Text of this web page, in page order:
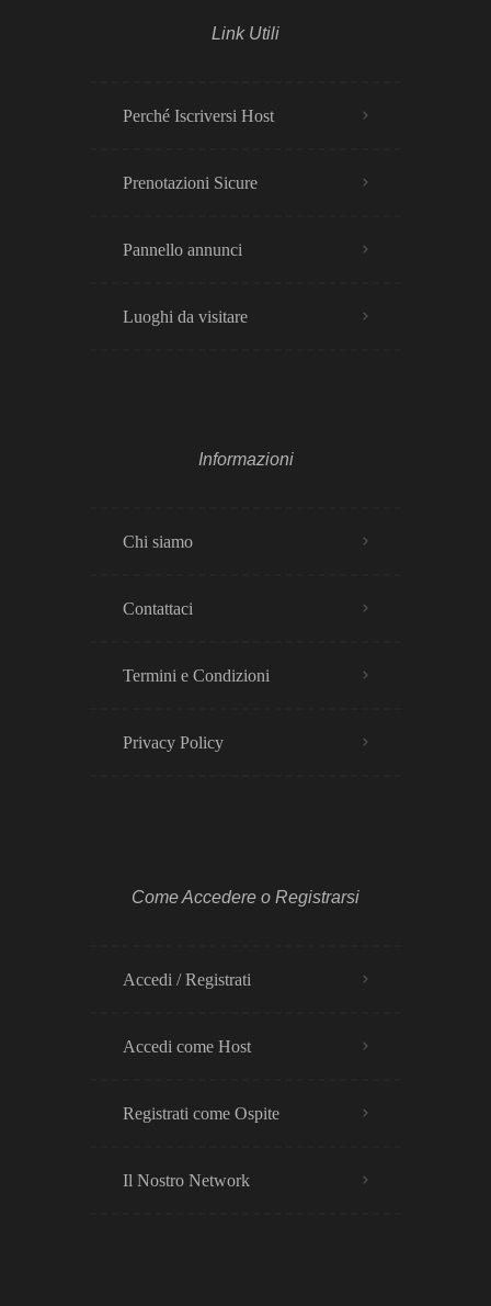
Link Utili
Perché Iscriversi Host
Prenotazioni Sicure
Pannello annunci
Luoghi da visitare
Informazioni
Chi siamo
Contattaci
Termini e Condizioni
Privacy Policy​
Come Accedere o Registrarsi
Accedi / Registrati
Accedi come Host
Registrati come Ospite
Il Nostro Network